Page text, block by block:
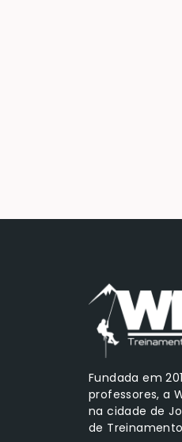
Fundada em
professores, a
na cidade de
de